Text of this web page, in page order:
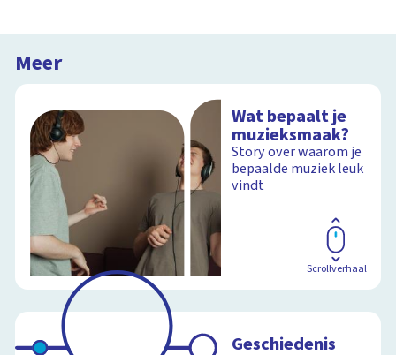
Meer
Wat bepaalt je
muzieksmaak?
Story over waarom je
bepaalde muziek leuk
vindt
Scrollverhaal
Geschiedenis